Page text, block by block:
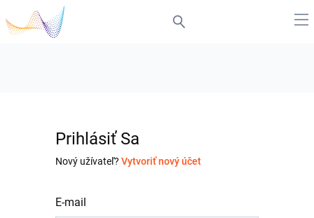
Prihlásiť Sa
Nový užívateľ? Vytvoriť nový účet
E-mail